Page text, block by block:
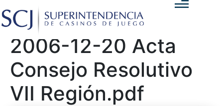
2006-12-20 Acta
Consejo Resolutivo
VII Región.pdf